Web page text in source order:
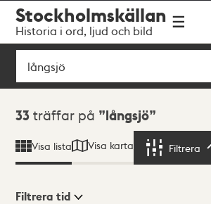
navigationen
huvudinnehållet
Stockholmskällan
Historia i ord, ljud och bild
Sök
Sökresultat
33 träffar på långsjö
Visa lista Visa karta Filtrera
Filtrera tid